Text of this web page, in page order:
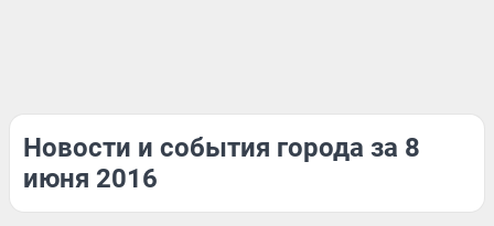
Новости и события города за 8
июня 2016